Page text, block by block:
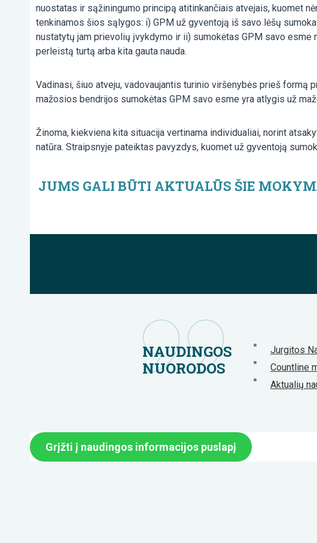
nuostatas ir sąžiningumo principą atitinkančiais atvejais, kuomet
tenkinamos šios sąlygos: i) GPM už gyventoją iš savo lėšų
nustatytų jam prievolių įvykdymo ir ii) sumokėtas GPM savo
perleistą turtą arba kita gauta nauda.
Vadinasi, šiuo atveju, vadovaujantis turinio viršenybės prieš formą
mažosios bendrijos sumokėtas GPM savo esme yra atlygis už
Žinoma, kiekviena kita situacija vertinama individualiai, norint
natūra. Straipsnyje pateiktas pavyzdys, kuomet už gyventoją
JUMS GALI BŪTI AKTUALŪS ŠIE
NAUDINGOS
NUORODOS
Jurgitos
Countline
Aktualių
Grįžti į naudingos informacijos puslapį